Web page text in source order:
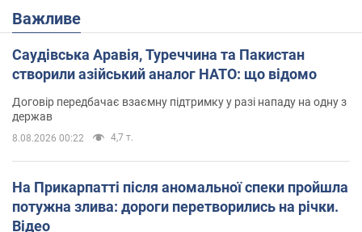
Важливе
Саудівська Аравія, Туреччина та Пакистан
створили азійський аналог НАТО: що відомо
Договір передбачає взаємну підтримку у разі нападу на одну з
держав
8.08.2026 00:22 4,7 т.
На Прикарпатті після аномальної спеки пройшла
потужна злива: дороги перетворились на річки.
Відео